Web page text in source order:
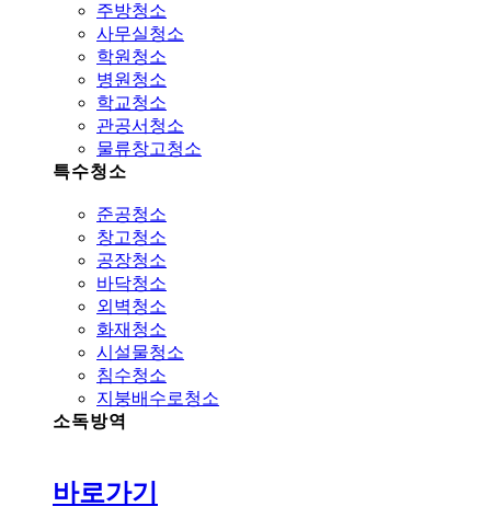
주방청소
사무실청소
학원청소
병원청소
학교청소
관공서청소
물류창고청소
특수청소
준공청소
창고청소
공장청소
바닥청소
외벽청소
화재청소
시설물청소
침수청소
지붕배수로청소
소독방역
바로가기